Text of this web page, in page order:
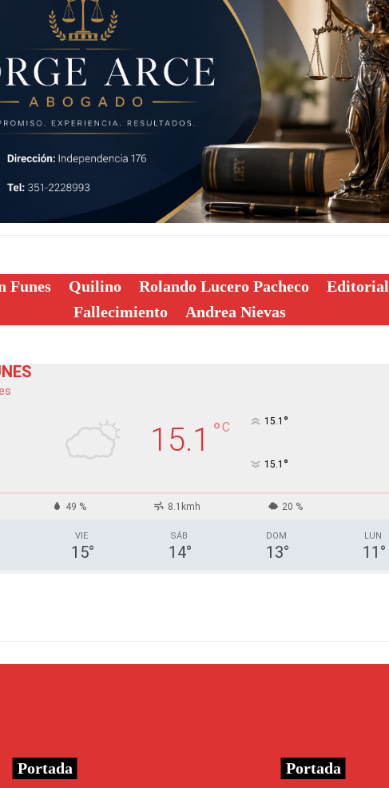
Funes Quilino Rolando Lucero Pacheco
Editorial
Fallecimiento
Andrea Nievas
15.1 °C 15.1 °
15.1 °
49 % 8.1kmh 20 %
VIE
15°
SÁB
14°
DOM
13°
LUN
11 °
Portada Portada